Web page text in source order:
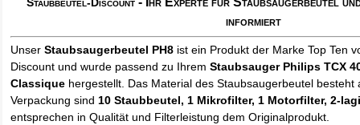
Staubbeutel-Discount
informiert
UnserStaubsaugerbeutel PH8 ist ein Produkt der Marke Top Ten
Discount und wurde passend zu IhremStaubsauger Philips TCX
Classique hergestellt. Das Material des Staubsaugerbeutel besteht
Verpackung sind10 Staubbeutel, 1 Mikrofilter, 1 Motorfilter, 2-
entsprechen in Qualität und Filterleistung dem Originalprodukt.